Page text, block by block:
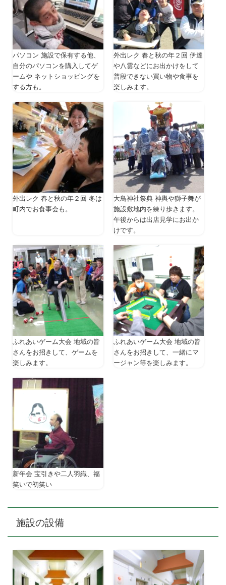
パソコン 施設で保有する他、
自分のパソコンを購入してゲ
ームや ネットショッピングを
する方も。
外出レク 春と秋の年２回 伊達
や八雲などにお出かけをして
普段できない買い物や食事を
楽しみます。
外出レク 春と秋の年２回 冬は
町内でお食事会も。
大鳥神社祭典 神輿や獅子舞が
施設敷地内を練り歩きます。
午後からは出店見学にお出か
けです。
ふれあいゲーム大会 地域の皆
さんをお招きして、ゲームを
楽しみます。
ふれあいゲーム大会 地域の皆
さんをお招きして、一緒にマ
ージャン等を楽しみます。
新年会 宝引きや二人羽織、福
笑いで初笑い
施設の設備